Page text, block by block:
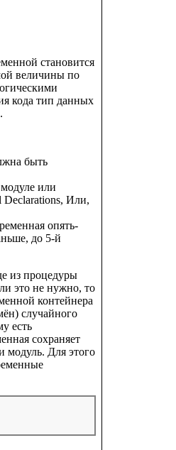
становится
величины по
кода тип данных
быть
или
Declarations, Или,
опять-
до 5-й
из процедуры
это не нужно, то
контейнера
случайного
есть
сохраняет
модуль. Для этого